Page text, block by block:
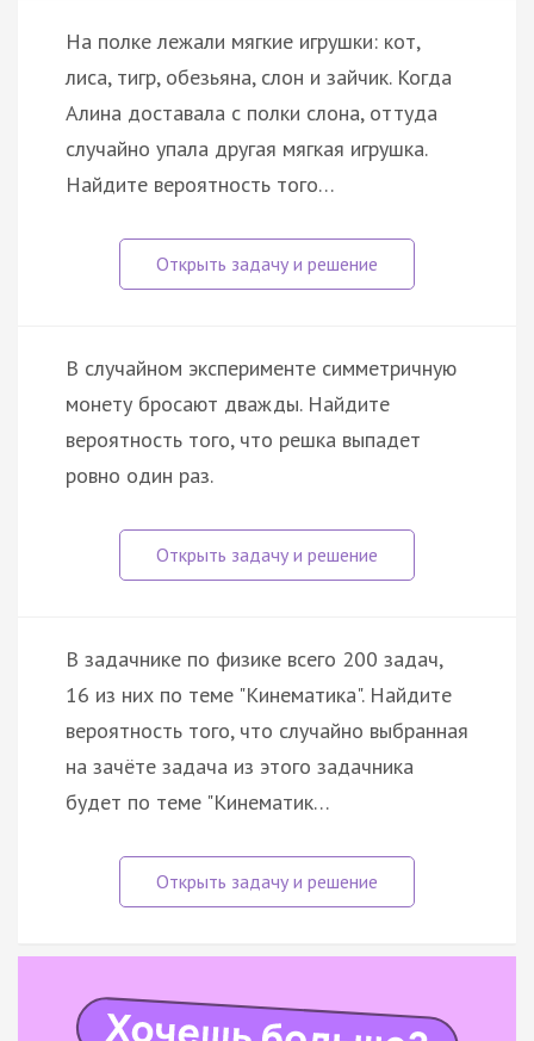
На полке лежали мягкие игрушки: кот,
лиса, тигр, обезьяна, слон и зайчик. Когда
Алина доставала с полки слона, оттуда
случайно упала другая мягкая игрушка.
Найдите вероятность того…
В случайном эксперименте симметричную
монету бросают дважды. Найдите
вероятность того, что решка выпадет
ровно один раз.
В задачнике по физике всего 200 задач,
16 из них по теме "Кинематика". Найдите
вероятность того, что случайно выбранная
на зачёте задача из этого задачника
будет по теме "Кинематик…